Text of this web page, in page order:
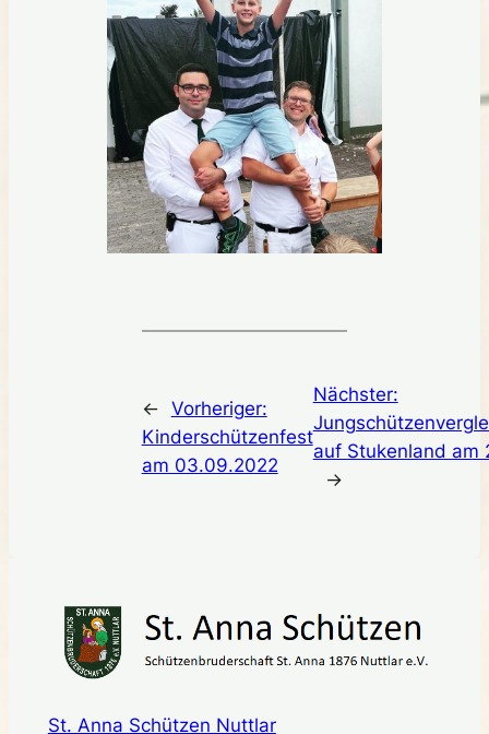
← Vorheriger:
Kinderschützenfest
am 03.09.2022
Nächster:
auf Stukenland am
→
St. Anna Schützen Nuttlar